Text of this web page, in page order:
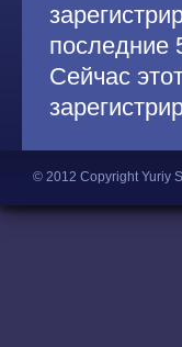
последние
Сейчас
© 2012 Copyright Yuriy